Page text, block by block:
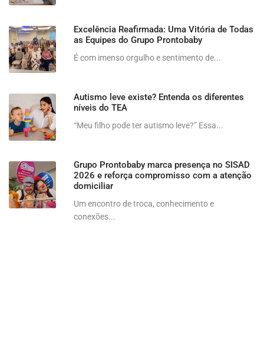
Excelência Reafirmada: Uma Vitória de Todas
as Equipes do Grupo Prontobaby
É com imenso orgulho e sentimento de...
Autismo leve existe? Entenda os diferentes
níveis do TEA
“Meu filho pode ter autismo leve?” Essa...
Grupo Prontobaby marca presença no SISAD
2026 e reforça compromisso com a atenção
domiciliar
Um encontro de troca, conhecimento e
conexões...